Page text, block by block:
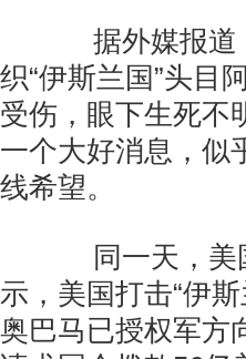
据外媒报道
织“伊斯兰国”头目
受伤，眼下生死不
一个大好消息，似
线希望。
同一天，美
示，美国打击“伊
奥巴马已授权军方